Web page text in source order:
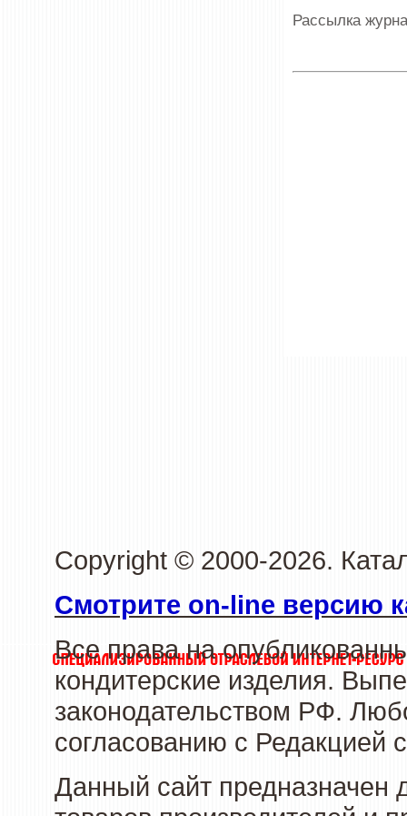
Рассылка
Copyright © 2000-2026.
Смотрите on-line версию
Все права на
кондитерские изделия.
законодательством РФ.
согласованию с Редакцией
Данный сайт предназначен